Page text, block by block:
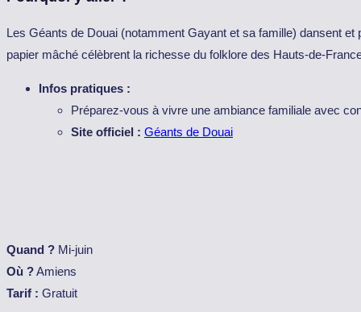
Les Géants de Douai (notamment Gayant et sa famille) dansent
papier mâché célèbrent la richesse du folklore des Hauts-de-
Infos pratiques :
Préparez-vous à vivre une ambiance familiale avec
Site officiel : Géants de Douai
Quand ? Mi-juin
Où ?Amiens
Tarif : Gratuit